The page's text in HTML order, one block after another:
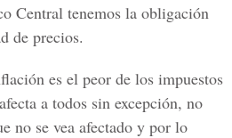
Central tenemos la obligación
de precios.
es el peor de los impuestos
a todos sin excepción, no
no se vea afectado y por lo